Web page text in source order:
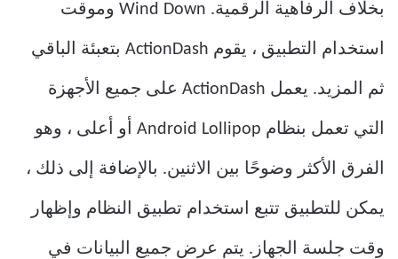
بخلاف الرفاهية الرقمية. Wind Down وموقت
استخدام التطبيق ، يقوم ActionDash بتعبئة الباقي
ثم المزيد. يعمل ActionDash على جميع الأجهزة
التي تعمل بنظام Android Lollipop أو أعلى ، وهو
الفرق الأكثر وضوحًا بين الاثنين. بالإضافة إلى ذلك ،
يمكن للتطبيق تتبع استخدام تطبيق النظام وإظهار
وقت جلسة الجهاز. يتم عرض جميع البيانات في